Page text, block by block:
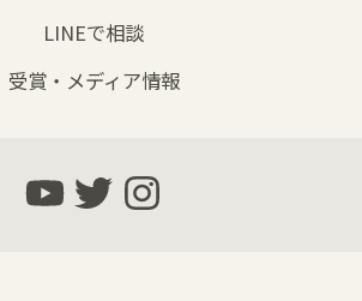
LINEで相談
受賞・メディア情報